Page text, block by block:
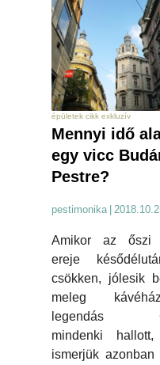
épületek cikk exkluzív
Mennyi idő
egy vicc
Pestre?
pestimonika
Amikor az őszi
ereje
csökken, jólesik
meleg
legendás
mindenki
ismerjük